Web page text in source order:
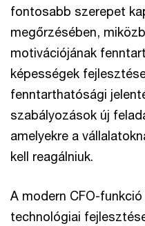
fontosabb szerepet
megőrzésében,
motivációjának
képességek
fenntarthatósági
szabályozások új
amelyekre a
kell reagálniuk.
A modern CFO-
technológiai